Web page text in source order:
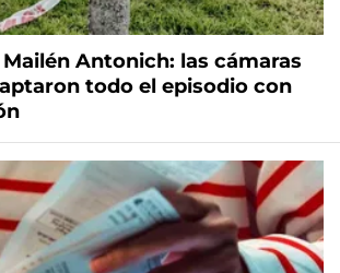
Antonich: las cámaras
todo el episodio con